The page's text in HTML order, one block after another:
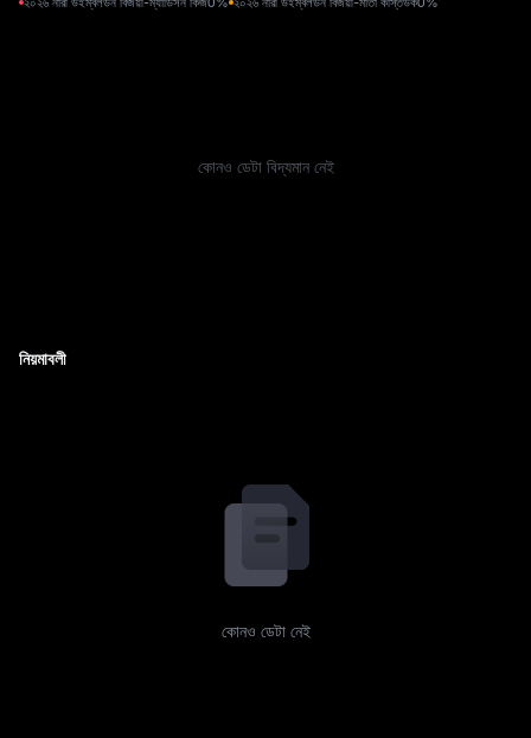
কোনও ডেটা বিদ্যমান নেই
নিয়মাবলী
কোনও ডেটা নেই